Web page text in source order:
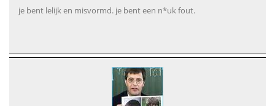
je bent lelijk en misvormd. je bent een n*uk fout.